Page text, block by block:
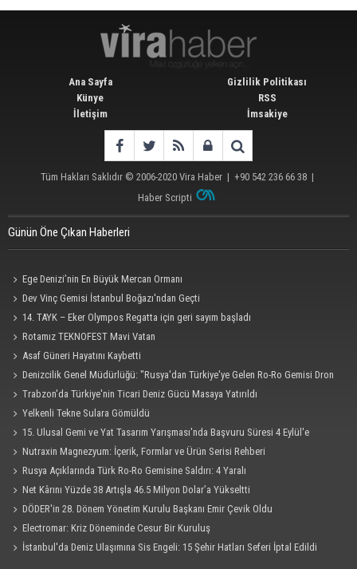
Ana Sayfa
Künye
İletişim
Gizlilik Politikası
RSS
İmsakiye
Tüm Hakları Saklıdır © 2006-2020 Vira Haber | +90 542 236 66 38 |
Haber Scripti
Günün Öne Çıkan Haberleri
Ege Denizi’nin En Büyük Mercan Ormanı
Dev Vinç Gemisi İstanbul Boğazı'ndan Geçti
14. TAYK – Eker Olympos Regatta için geri sayım başladı
Rotamız TEKNOFEST Mavi Vatan
Asaf Güneri Hayatını Kaybetti
Denizcilik Genel Müdürlüğü: "Rusya'dan Türkiye'ye Gelen Ro-Ro Gemisi Dron
Saldırısına Uğradı"
Trabzon'da Türkiye'nin Ticari Deniz Gücü Masaya Yatırıldı
Yelkenli Tekne Sulara Gömüldü
15. Ulusal Gemi ve Yat Tasarım Yarışması'nda Başvuru Süresi 4 Eylül'e
Uzatıldı
Nutraxin Magnezyum: İçerik, Formlar ve Ürün Serisi Rehberi
Rusya Açıklarında Türk Ro-Ro Gemisine Saldırı: 4 Yaralı
Net Kârını Yüzde 38 Artışla 46.5 Milyon Dolar’a Yükseltti
DÖDER'in 28. Dönem Yönetim Kurulu Başkanı Emir Çevik Oldu
Electromar: Kriz Döneminde Cesur Bir Kuruluş
İstanbul'da Deniz Ulaşımına Sis Engeli: 15 Şehir Hatları Seferi İptal Edildi